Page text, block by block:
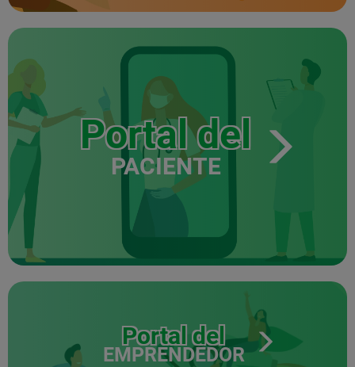
Portal del
PACIENTE
Portal del
EMPRENDEDOR